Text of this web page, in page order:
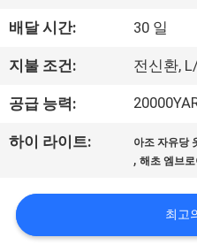
공
장
투
어
품
질
배달 시간: 30 일
지불 조건: 전신환,
공급 능력:
하이 라이트: 아조 자유당
,해초 엠브
최고